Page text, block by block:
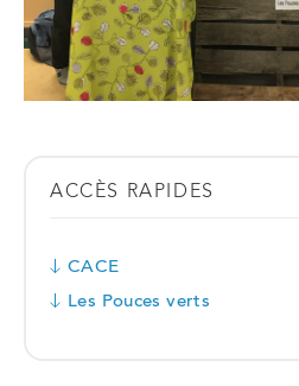
ACCÈS RAPIDES
CACE
Les Pouces verts